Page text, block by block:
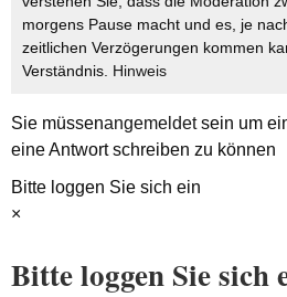
morgens Pause macht und es, je
zeitlichen Verzögerungen kommen
Verständnis. Hinweis
Sie müssenangemeldetsein um
eine Antwort schreiben zu können
Bitte loggen Sie sich ein
×
Bitte loggen Sie sich